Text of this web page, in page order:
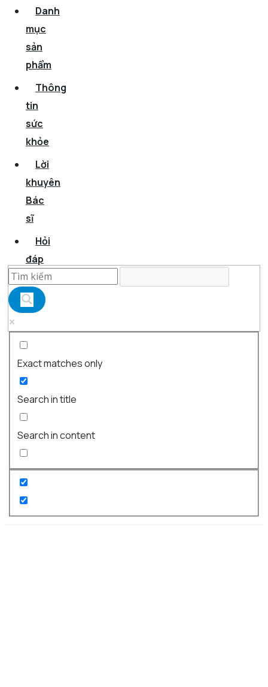
Danh
mục
sản
phẩm
Thông
tin
sức
khỏe
Lời
khuyên
Bác
sĩ
Hỏi
đáp
Exact matches only
Search in title
Search in content